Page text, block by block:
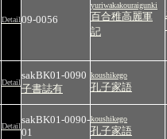
Detail09-0056
yuriwakakouraigunki
百合稚高麗軍
記
Detail
sakBK01-0090
子書誌有
koushikego
孔子家語
Detail
sakBK01-0090-
01
koushikego
孔子家語